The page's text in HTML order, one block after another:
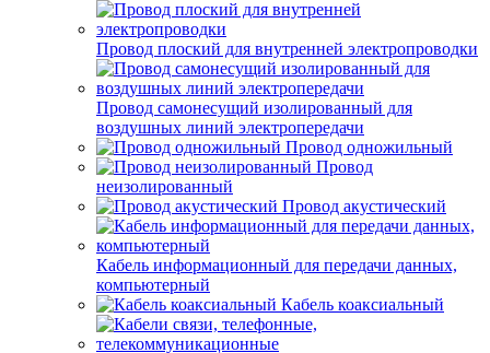
Провод плоский для внутренней электропроводки
Провод самонесущий изолированный для
воздушных линий электропередачи
Провод одножильный
Провод
неизолированный
Провод акустический
Кабель информационный для передачи данных,
компьютерный
Кабель коаксиальный